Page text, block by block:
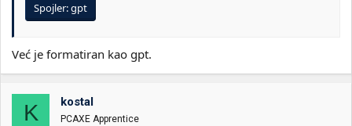
Spojler:gpt
Već je formatiran kao gpt.
K kostal
PCAXE Apprentice